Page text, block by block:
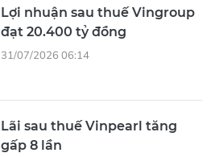
Lợi nhuận sau thuế Vingroup
đạt 20.400 tỷ đồng
31/07/2026 06:14
Lãi sau thuế Vinpearl tăng
gấp 8 lần